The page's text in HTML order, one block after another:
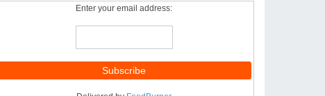
Enter your email address: